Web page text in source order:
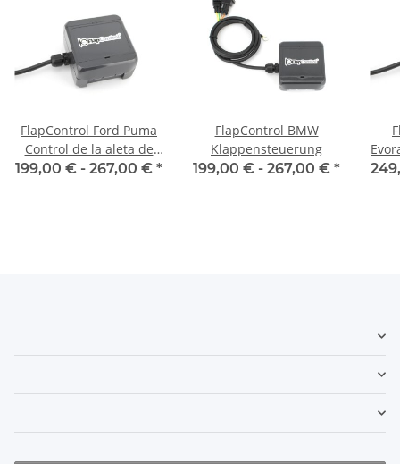
FlapControl Ford Puma
Control de la aleta de
escape
199,00 € - 267,00 € *
FlapControl BMW
Klappensteuerung
199,00 € - 267,00 € *